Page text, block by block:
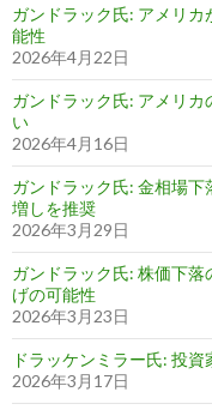
ガンドラック氏: アメリ
能性
2026年4月22日
ガンドラック氏: アメリ
い
2026年4月16日
ガンドラック氏: 金相場
増しを推奨
2026年3月29日
ガンドラック氏: 株価下
げの可能性
2026年3月23日
ドラッケンミラー氏: 投
2026年3月17日